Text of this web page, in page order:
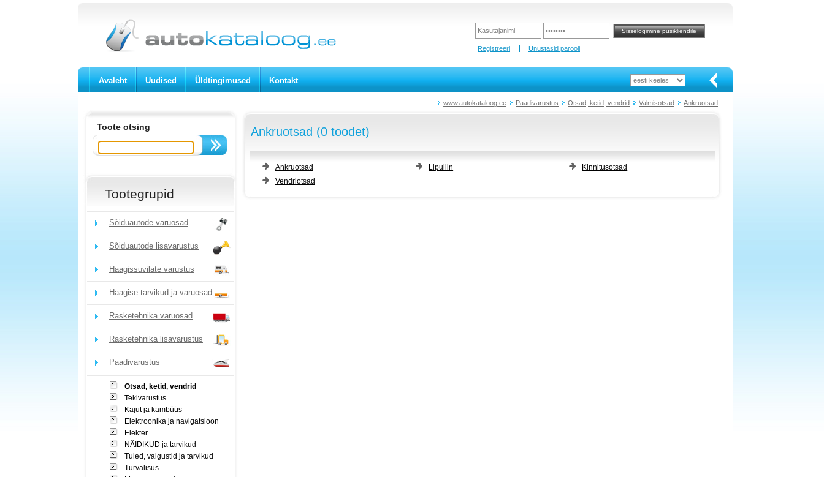
Registreeri Unustasid parooli
Avaleht Uudised Üldtingimused Kontakt
www.autokataloog.ee Paadivarustus Otsad, ketid, vendrid Valmisotsad Ankruotsad
Toote otsing
Tootegrupid
Sõiduautode varuosad
Sõiduautode lisavarustus
Haagissuvilate varustus
Haagise tarvikud ja varuosad
Rasketehnika varuosad
Rasketehnika lisavarustus
Paadivarustus
Otsad, ketid, vendrid
Tekivarustus
Kajut ja kambüüs
Elektroonika ja navigatsioon
Elekter
NÄIDIKUD ja tarvikud
Tuled, valgustid ja tarvikud
Turvalisus
Ankruotsad (0 toodet)
Ankruotsad
Vendriotsad
Lipuliin Kinnitusotsad